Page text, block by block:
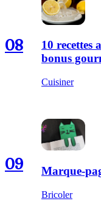
08
10 recettes
bonus
Cuisiner
09 Marque-
Bricoler